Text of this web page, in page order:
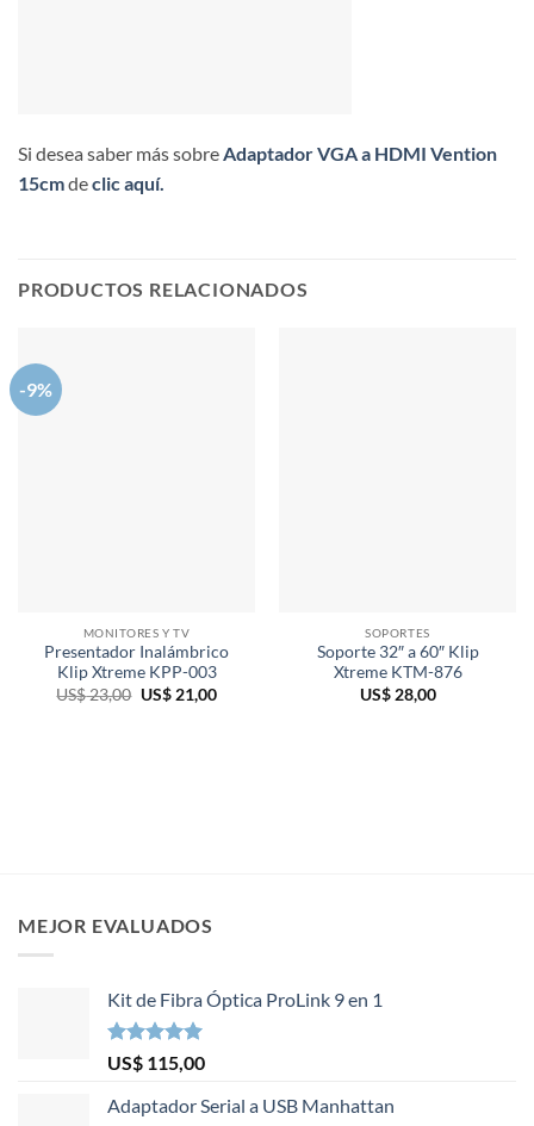
Si desea saber más sobreAdaptador VGA a HDMI Vention
15cmdeclic aquí.
PRODUCTOS RELACIONADOS
-9%
MONITORES Y TV
Presentador Inalámbrico
Klip Xtreme KPP-003
US$23,00 El
US$21,00El
SOPORTES
Soporte 32″ a 60″ Klip
Xtreme KTM-876
US$28,00
MEJOR EVALUADOS
Kit de Fibra Óptica ProLink 9 en 1
Valorado en
5.00
de 5
US$ 115,00
Adaptador Serial a USB Manhattan